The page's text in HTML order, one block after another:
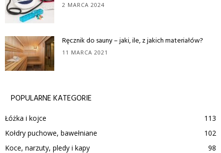
2 MARCA 2024
Ręcznik do sauny – jaki, ile, z jakich materiałów?
11 MARCA 2021
POPULARNE KATEGORIE
Łóżka i kojce
113
Kołdry puchowe, bawełniane
102
Koce, narzuty, pledy i kapy
98